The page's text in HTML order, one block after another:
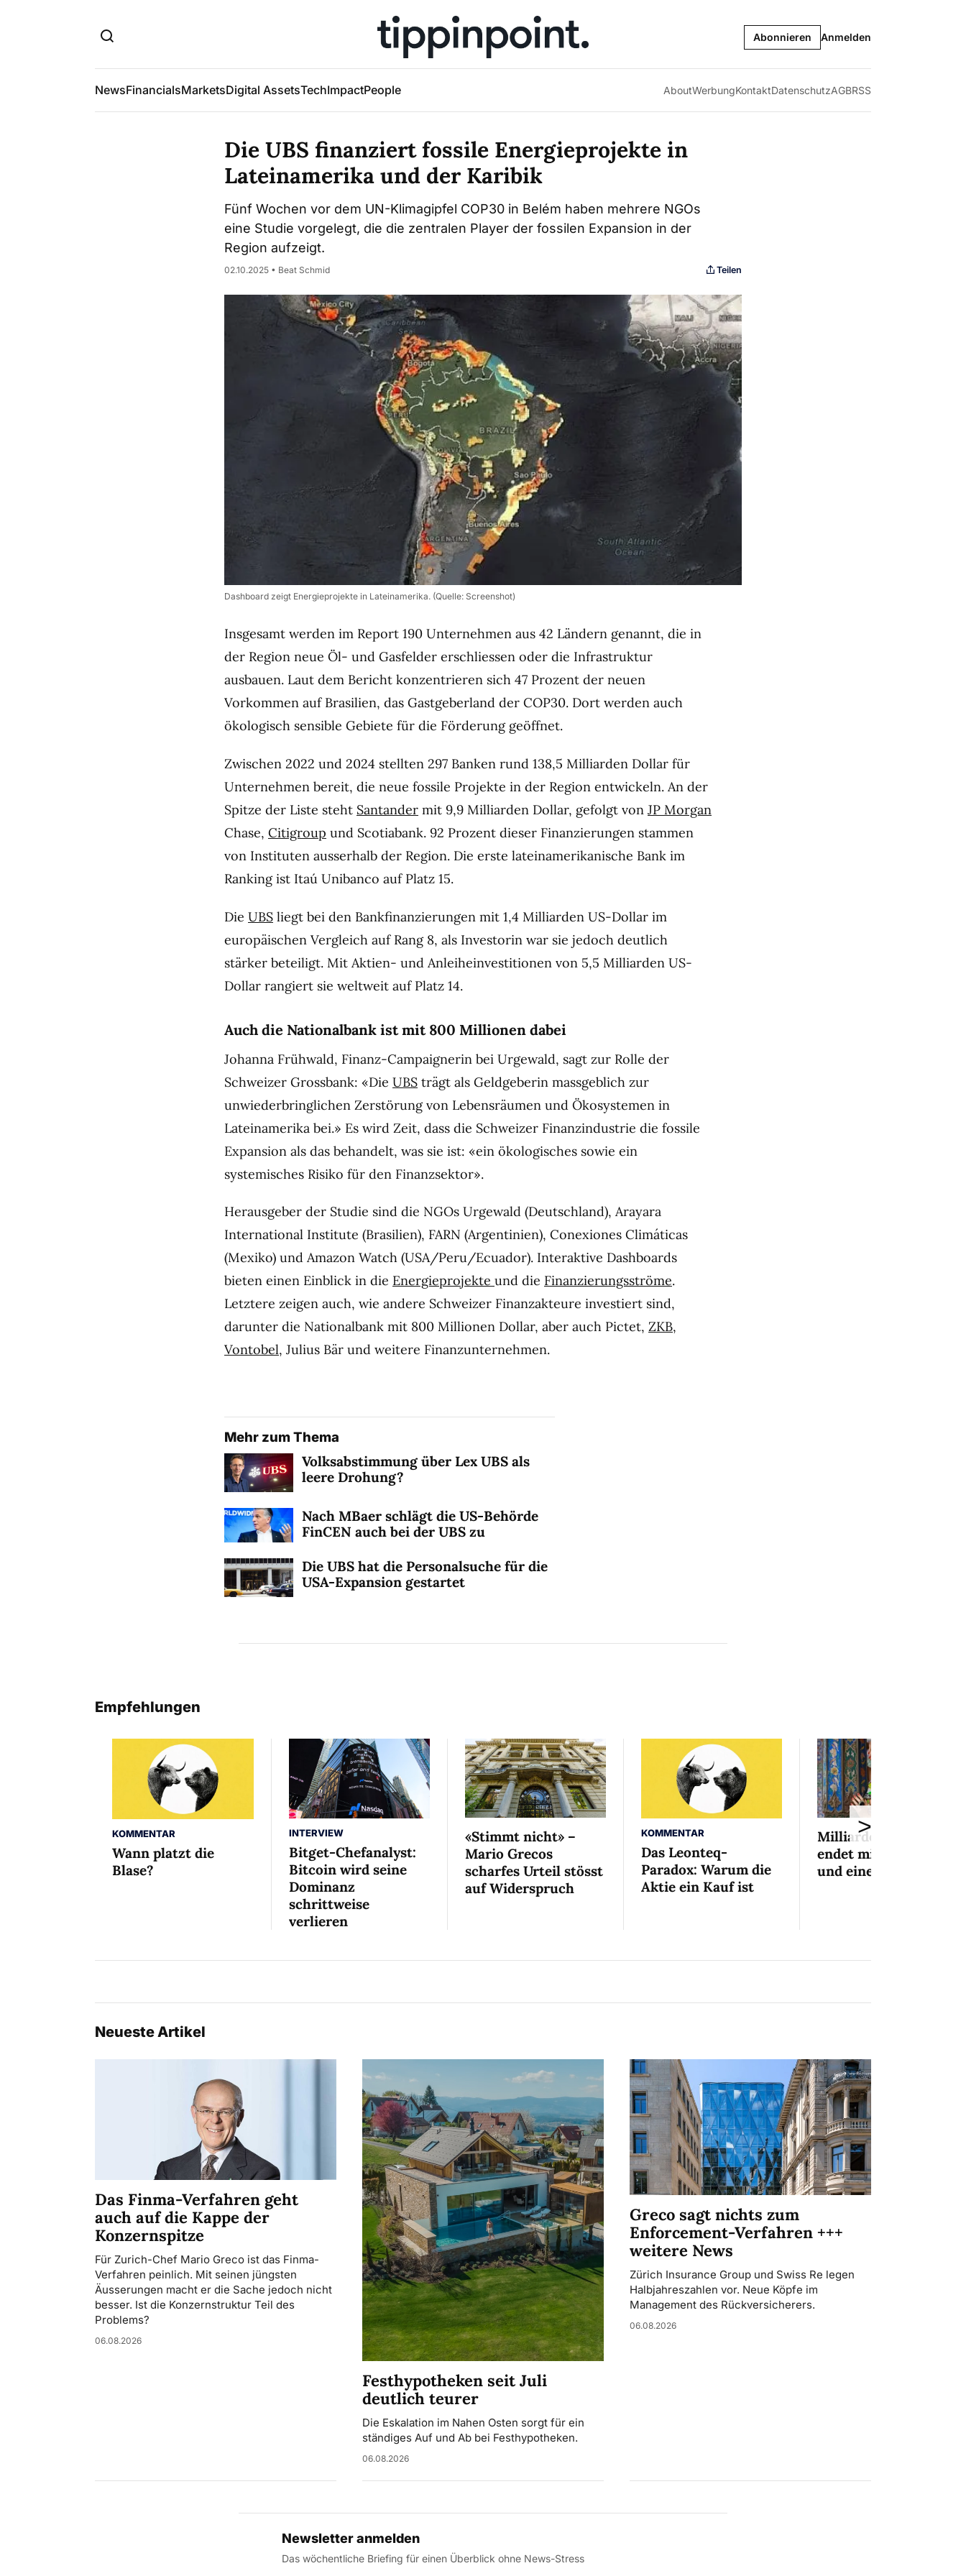
Abonnieren Anmelden
NewsFinancialsMarketsDigital AssetsTechImpactPeople AboutWerbungKontaktDatenschutzAGBRSS
Die UBS finanziert fossile Energieprojekte in
Lateinamerika und der Karibik
Fünf Wochen vor dem UN-Klimagipfel COP30 in Belém haben mehrere NGOs
eine Studie vorgelegt, die die zentralen Player der fossilen Expansion in der
Region aufzeigt.
02.10.2025 • Beat Schmid Teilen
Dashboard zeigt Energieprojekte in Lateinamerika. (Quelle: Screenshot)
Insgesamt werden im Report 190 Unternehmen aus 42 Ländern genannt, die in
der Region neue Öl- und Gasfelder erschliessen oder die Infrastruktur
ausbauen. Laut dem Bericht konzentrieren sich 47 Prozent der neuen
Vorkommen auf Brasilien, das Gastgeberland der COP30. Dort werden auch
ökologisch sensible Gebiete für die Förderung geöffnet.
Zwischen 2022 und 2024 stellten 297 Banken rund 138,5 Milliarden Dollar für
Unternehmen bereit, die neue fossile Projekte in der Region entwickeln. An der
Spitze der Liste steht Santander mit 9,9 Milliarden Dollar, gefolgt von JP Morgan
Chase, Citigroup und Scotiabank. 92 Prozent dieser Finanzierungen stammen
von Instituten ausserhalb der Region. Die erste lateinamerikanische Bank im
Ranking ist Itaú Unibanco auf Platz 15.
Die UBS liegt bei den Bankfinanzierungen mit 1,4 Milliarden US-Dollar im
europäischen Vergleich auf Rang 8, als Investorin war sie jedoch deutlich
stärker beteiligt. Mit Aktien- und Anleiheinvestitionen von 5,5 Milliarden US-
Dollar rangiert sie weltweit auf Platz 14.
Auch die Nationalbank ist mit 800 Millionen dabei
Johanna Frühwald, Finanz-Campaignerin bei Urgewald, sagt zur Rolle der
Schweizer Grossbank: «Die UBS trägt als Geldgeberin massgeblich zur
unwiederbringlichen Zerstörung von Lebensräumen und Ökosystemen in
Lateinamerika bei.» Es wird Zeit, dass die Schweizer Finanzindustrie die fossile
Expansion als das behandelt, was sie ist: «ein ökologisches sowie ein
systemisches Risiko für den Finanzsektor».
Herausgeber der Studie sind die NGOs Urgewald (Deutschland), Arayara
International Institute (Brasilien), FARN (Argentinien), Conexiones Climáticas
(Mexiko) und Amazon Watch (USA/Peru/Ecuador). Interaktive Dashboards
bieten einen Einblick in die Energieprojekte und die Finanzierungsströme.
Letztere zeigen auch, wie andere Schweizer Finanzakteure investiert sind,
darunter die Nationalbank mit 800 Millionen Dollar, aber auch Pictet, ZKB,
Vontobel, Julius Bär und weitere Finanzunternehmen.
Mehr zum Thema
Volksabstimmung über Lex UBS als
leere Drohung?
Nach MBaer schlägt die US-Behörde
FinCEN auch bei der UBS zu
Die UBS hat die Personalsuche für die
USA-Expansion gestartet
Empfehlungen
KOMMENTAR
Wann platzt die
Blase?
INTERVIEW
Bitget-Chefanalyst:
Bitcoin wird seine
Dominanz
schrittweise
verlieren
«Stimmt nicht» –
Mario Grecos
scharfes Urteil stösst
auf Widerspruch
KOMMENTAR
Das Leonteq-
Paradox: Warum die
Aktie ein Kauf ist
Milliardenaffäre
endet mit Mini-Busse
und einem Bedingten
>
Neueste Artikel
Das Finma-Verfahren geht
auch auf die Kappe der
Konzernspitze
Für Zurich-Chef Mario Greco ist das Finma-
Verfahren peinlich. Mit seinen jüngsten
Äusserungen macht er die Sache jedoch nicht
besser. Ist die Konzernstruktur Teil des
Problems?
06.08.2026
Festhypotheken seit Juli
deutlich teurer
Die Eskalation im Nahen Osten sorgt für ein
ständiges Auf und Ab bei Festhypotheken.
06.08.2026
Greco sagt nichts zum
Enforcement-Verfahren +++
weitere News
Zürich Insurance Group und Swiss Re legen
Halbjahreszahlen vor. Neue Köpfe im
Management des Rückversicherers.
06.08.2026
Newsletter anmelden
Das wöchentliche Briefing für einen Überblick ohne News-Stress